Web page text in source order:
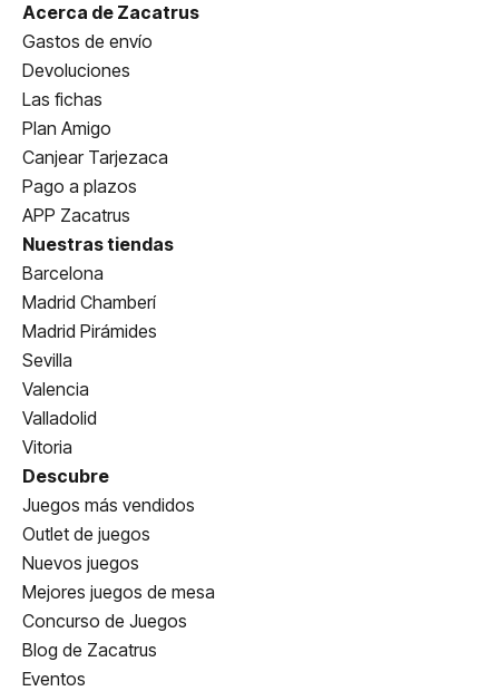
Acerca de Zacatrus
Gastos de envío
Devoluciones
Las fichas
Plan Amigo
Canjear Tarjezaca
Pago a plazos
APP Zacatrus
Nuestras tiendas
Barcelona
Madrid Chamberí
Madrid Pirámides
Sevilla
Valencia
Valladolid
Vitoria
Descubre
Juegos más vendidos
Outlet de juegos
Nuevos juegos
Mejores juegos de mesa
Concurso de Juegos
Blog de Zacatrus
Eventos